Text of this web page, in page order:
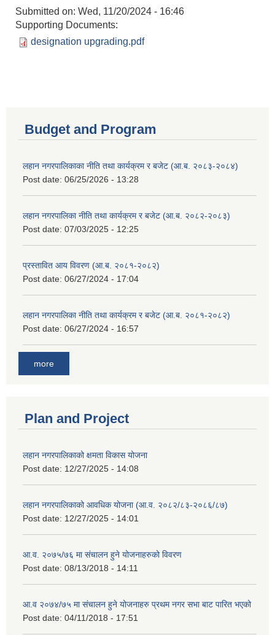
Submitted on: Wed, 11/20/2024 - 16:46
Supporting Documents:
designation upgrading.pdf
Budget and Program
लहान नगरपालिकाका नीति तथा कार्यक्रम र बजेट (आ.ब. २०८३-२०८४)
Post date: 06/25/2026 - 13:28
लहान नगरपालिका नीति तथा कार्यक्रम र बजेट (आ.ब. २०८२-२०८३)
Post date: 07/03/2025 - 12:25
प्रस्तावित आय विवरण (आ.ब. २०८१-२०८२)
Post date: 06/27/2024 - 17:04
लहान नगरपालिका नीति तथा कार्यक्रम र बजेट (आ.ब. २०८१-२०८२)
Post date: 06/27/2024 - 16:57
more
Plan and Project
लहान नगरपालिकाको क्षमता विकास योजना
Post date: 12/27/2025 - 14:08
लहान नगरपालिकाको आवधिक योजना (आ.व. २०८२/८३-२०८६/८७)
Post date: 12/27/2025 - 14:01
आ.व. २०७५/७६ मा संचालन हुने योजनाहरुको विवरण
Post date: 08/13/2018 - 14:11
आ.व २०७४/७५ मा संचालन हुने योजनाहरु प्रथम नगर सभा बाट पारित भएको
Post date: 04/11/2018 - 17:51